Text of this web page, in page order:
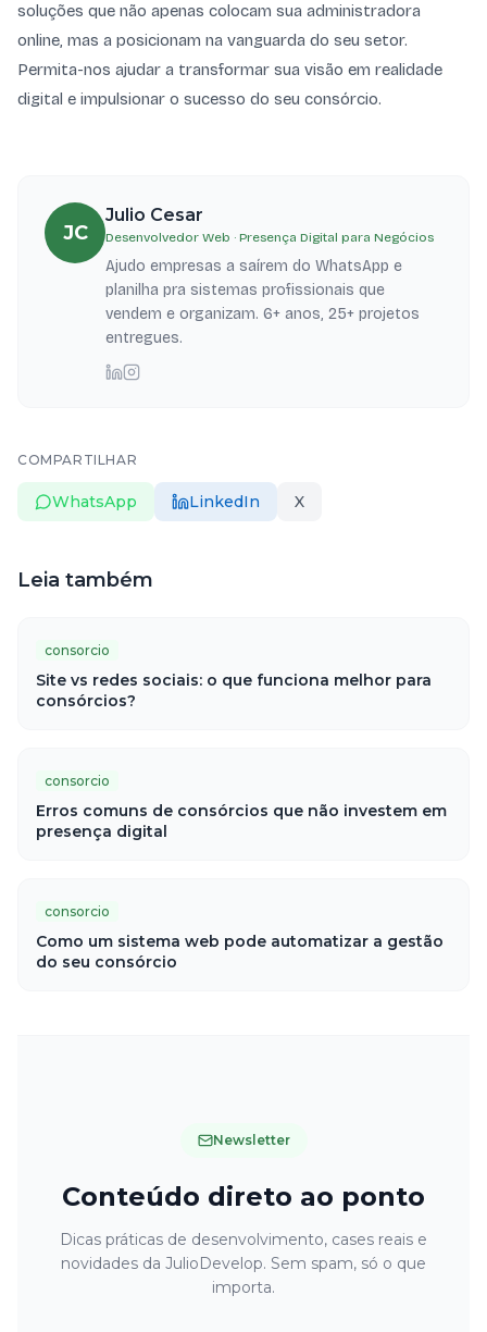
soluções que não apenas colocam sua administradora
online, mas a posicionam na vanguarda do seu setor.
Permita-nos ajudar a transformar sua visão em realidade
digital e impulsionar o sucesso do seu consórcio.
JC
Julio Cesar
Desenvolvedor Web · Presença Digital para Negócios
Ajudo empresas a saírem do WhatsApp e
planilha pra sistemas profissionais que
vendem e organizam. 6+ anos, 25+ projetos
entregues.
COMPARTILHAR
WhatsApp LinkedIn X
Leia também
consorcio
Site vs redes sociais: o que funciona melhor para
consórcios?
consorcio
Erros comuns de consórcios que não investem em
presença digital
consorcio
Como um sistema web pode automatizar a gestão
do seu consórcio
Newsletter
Conteúdo direto ao ponto
Dicas práticas de desenvolvimento, cases reais e
novidades da JulioDevelop. Sem spam, só o que
importa.